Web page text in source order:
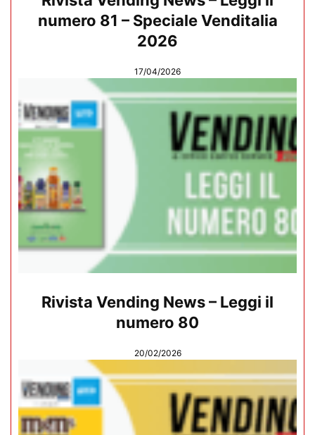
numero 81 – Speciale Venditalia
2026
17/04/2026
Rivista Vending News – Leggi il
numero 80
20/02/2026